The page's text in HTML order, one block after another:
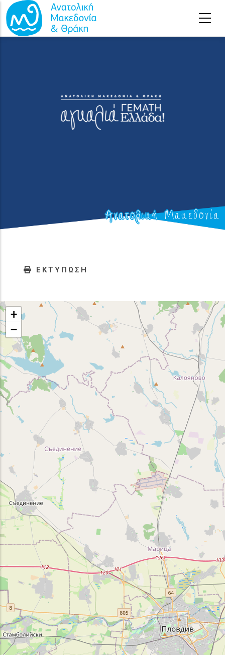
Παράκαμψη προς το κυρίως περιεχόμενο
Ανατολική Μακεδονία
ΕΚΤΥΠΩΣΗ
+
−